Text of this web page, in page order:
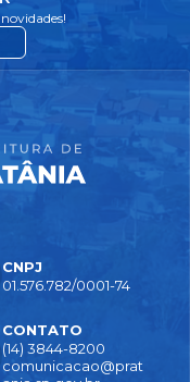
CONTATO
(14) 3844-8200
comunicacao@prat
CNPJ
01.576.782/0001-74